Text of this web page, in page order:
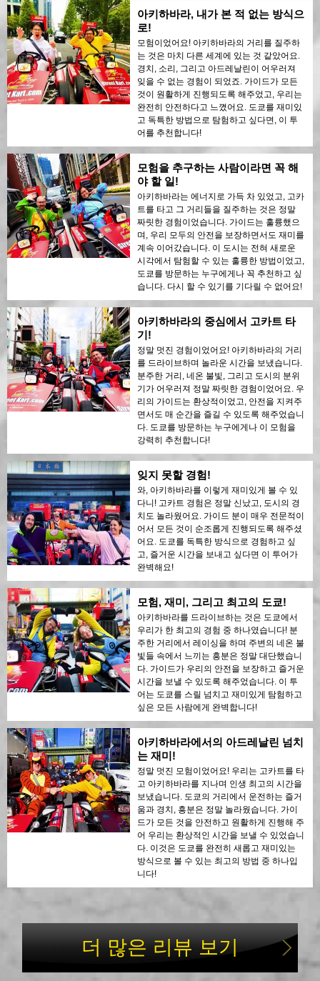
아키하바라, 내가 본 적 없는 방식으
로!
모험이었어요! 아키하바라의 거리를 질주하
는 것은 마치 다른 세계에 있는 것 같았어요.
경치, 소리, 그리고 아드레날린이 어우러져
잊을 수 없는 경험이 되었죠. 가이드가 모든
것이 원활하게 진행되도록 해주었고, 우리는
완전히 안전하다고 느꼈어요. 도쿄를 재미있
고 독특한 방법으로 탐험하고 싶다면, 이 투
어를 추천합니다!
모험을 추구하는 사람이라면 꼭 해
야 할 일!
아키하바라는 에너지로 가득 차 있었고, 고카
트를 타고 그 거리들을 질주하는 것은 정말
짜릿한 경험이었습니다. 가이드는 훌륭했으
며, 우리 모두의 안전을 보장하면서도 재미를
계속 이어갔습니다. 이 도시는 전혀 새로운
시각에서 탐험할 수 있는 훌륭한 방법이었고,
도쿄를 방문하는 누구에게나 꼭 추천하고 싶
습니다. 다시 할 수 있기를 기다릴 수 없어요!
아키하바라의 중심에서 고카트 타
기!
정말 멋진 경험이었어요! 아키하바라의 거리
를 드라이브하며 놀라운 시간을 보냈습니다.
분주한 거리, 네온 불빛, 그리고 도시의 분위
기가 어우러져 정말 짜릿한 경험이었어요. 우
리의 가이드는 환상적이었고, 안전을 지켜주
면서도 매 순간을 즐길 수 있도록 해주었습니
다. 도쿄를 방문하는 누구에게나 이 모험을
강력히 추천합니다!
잊지 못할 경험!
와, 아키하바라를 이렇게 재미있게 볼 수 있
다니! 고카트 경험은 정말 신났고, 도시의 경
치도 놀라웠어요. 가이드 분이 매우 전문적이
어서 모든 것이 순조롭게 진행되도록 해주셨
어요. 도쿄를 독특한 방식으로 경험하고 싶
고, 즐거운 시간을 보내고 싶다면 이 투어가
완벽해요!
모험, 재미, 그리고 최고의 도쿄!
아키하바라를 드라이브하는 것은 도쿄에서
우리가 한 최고의 경험 중 하나였습니다! 분
주한 거리에서 레이싱을 하며 주변의 네온 불
빛들 속에서 느끼는 흥분은 정말 대단했습니
다. 가이드가 우리의 안전을 보장하고 즐거운
시간을 보낼 수 있도록 해주었습니다. 이 투
어는 도쿄를 스릴 넘치고 재미있게 탐험하고
싶은 모든 사람에게 완벽합니다!
아키하바라에서의 아드레날린 넘치
는 재미!
정말 멋진 모험이었어요! 우리는 고카트를 타
고 아키하바라를 지나며 인생 최고의 시간을
보냈습니다. 도쿄의 거리에서 운전하는 즐거
움과 경치, 흥분은 정말 놀라웠습니다. 가이
드가 모든 것을 안전하고 원활하게 진행해 주
어 우리는 환상적인 시간을 보낼 수 있었습니
다. 이것은 도쿄를 완전히 새롭고 재미있는
방식으로 볼 수 있는 최고의 방법 중 하나입
니다!
더 많은 리뷰 보기